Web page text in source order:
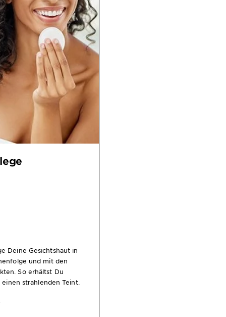
Deine Gesichtshaut in
und mit den
So erhältst Du
strahlenden Teint.